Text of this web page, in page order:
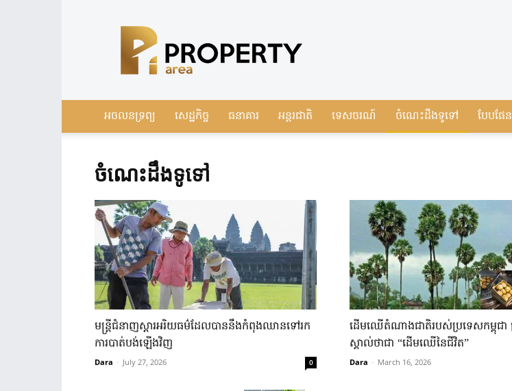
Real
Estate
Cambodia
អចលនទ្រព្យ សេដ្ឋកិច្ច ធនាគារ អន្តរជាតិ ទេសចរណ៍ ចំណេះដឹងទូទៅ បែបផែ
ចំណេះដឹងទូទៅ
មន្រ្តី​ជំនាញ​ស្តារ​អរិយធម៌​ដែល​បាននឹង​កំពុង​ឈាន​ទៅ​រក​
ការ​បាត់​បង់​ឡើង​វិញ​
Dara - July 27, 2026 0
ដើមឈើតំណាងជាតិរបស់ប្រទេសកម្ពុជា
ស្គាល់ថាជា “ដើមឈើនៃជីវិត”
Dara - March 16, 2026